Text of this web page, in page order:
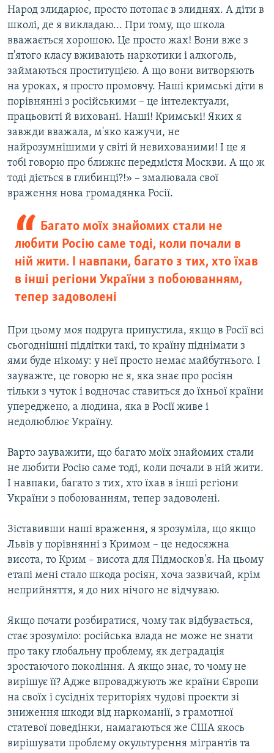
Народ злидарює, просто потопає в злиднях. А діти в
школі, де я викладаю... При тому, що школа
вважається хорошою. Це просто жах! Вони вже з
п'ятого класу вживають наркотики і алкоголь,
займаються проституцією. А що вони витворяють
на уроках, я просто промовчу. Наші кримські діти в
порівнянні з російськими – це інтелектуали,
працьовиті й виховані. Наші! Кримські! Яких я
завжди вважала, м'яко кажучи, не
найрозумнішими у світі й невихованими! І це я
тобі говорю про ближнє передмістя Москви. А що ж
тоді діється в глибинці?!» – змалювала свої
враження нова громадянка Росії.
Багато моїх знайомих стали не
любити Росію саме тоді, коли почали в
ній жити. І навпаки, багато з тих, хто їхав
в інші регіони України з побоюванням,
тепер задоволені
При цьому моя подруга припустила, якщо в Росії всі
сьогоднішні підлітки такі, то країну піднімати з
ями буде нікому: у неї просто немає майбутнього. І
зауважте, це говорю не я, яка знає про росіян
тільки з чуток і водночас ставиться до їхньої країни
упереджено, а людина, яка в Росії живе і
недолюблює Україну.
Варто зауважити, що багато моїх знайомих стали
не любити Росію саме тоді, коли почали в ній жити.
І навпаки, багато з тих, хто їхав в інші регіони
України з побоюванням, тепер задоволені.
Зіставивши наші враження, я зрозуміла, що якщо
Львів у порівнянні з Кримом – це недосяжна
висота, то Крим – висота для Підмосков'я. На цьому
етапі мені стало шкода росіян, хоча зазвичай, крім
неприйняття, я до них нічого не відчуваю.
Якщо почати розбиратися, чому так відбувається,
стає зрозуміло: російська влада не може не знати
про таку глобальну проблему, як деградація
зростаючого покоління. А якщо знає, то чому не
вирішує її? Адже впроваджують же країни Європи
на своїх і сусідніх територіях чудові проекти зі
зниження шкоди від наркоманії, з грамотної
статевої поведінки, намагаються же США якось
вирішувати проблему окультурення мігрантів та